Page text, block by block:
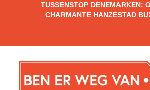
TUSSENSTOP DENEMARKEN:
CHARMANTE HANZESTAD